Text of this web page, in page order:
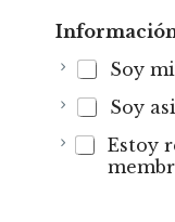
Soy
Soy
Estoy